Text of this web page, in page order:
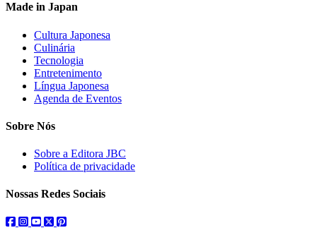
Made in Japan
Cultura Japonesa
Culinária
Tecnologia
Entretenimento
Língua Japonesa
Agenda de Eventos
Sobre Nós
Sobre a Editora JBC
Política de privacidade
Nossas Redes Sociais
facebook
instagram
youtube
twitterpinterest